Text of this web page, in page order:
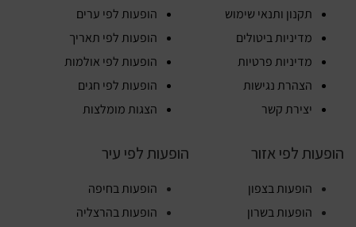
תקנון ותנאי שימוש
מדיניות ביטולים
מדיניות פרטיות
הצהרת נגישות
יצירת קשר
הופעות לפי ערים
הופעות לפי תאריך
הופעות לפי אולמות
הופעות לפי חגים
הצגות מומלצות
הופעות לפי אזור
הופעות בצפון
הופעות בשרון
הופעות לפי עיר
הופעות בחיפה
הופעות בהרצליה